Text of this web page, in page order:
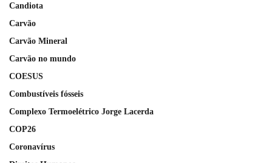
Candiota
Carvão
Carvão Mineral
Carvão no mundo
COESUS
Combustíveis fósseis
Complexo Termoelétrico Jorge Lacerda
COP26
Coronavírus